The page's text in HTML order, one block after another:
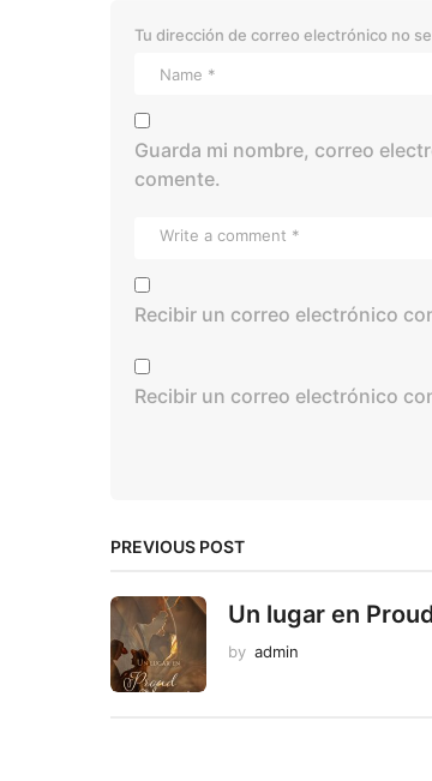
Tu dirección de correo electrónico no
Guarda mi nombre, correo
comente.
Recibir un correo electrónico
Recibir un correo electrónico
PREVIOUS POST
Un lugar en
by admin